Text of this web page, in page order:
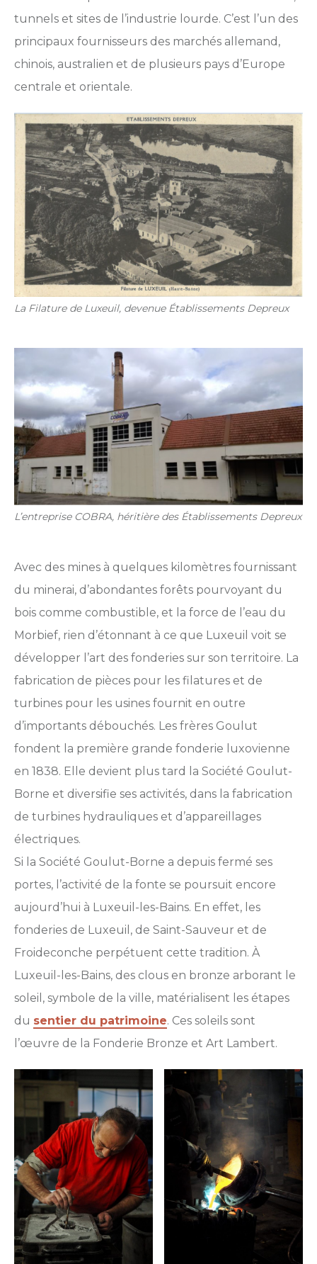
tunnels et sites de l’industrie lourde. C’est l’un des
principaux fournisseurs des marchés allemand,
chinois, australien et de plusieurs pays d’Europe
centrale et orientale.
La Filature de Luxeuil, devenue Établissements Depreux
L’entreprise COBRA, héritière des Établissements Depreux
Avec des mines à quelques kilomètres fournissant
du minerai, d’abondantes forêts pourvoyant du
bois comme combustible, et la force de l’eau du
Morbief, rien d’étonnant à ce que Luxeuil voit se
développer l’art des fonderies sur son territoire. La
fabrication de pièces pour les filatures et de
turbines pour les usines fournit en outre
d’importants débouchés. Les frères Goulut
fondent la première grande fonderie luxovienne
en 1838. Elle devient plus tard la Société Goulut-
Borne et diversifie ses activités, dans la fabrication
de turbines hydrauliques et d’appareillages
électriques.
Si la Société Goulut-Borne a depuis fermé ses
portes, l’activité de la fonte se poursuit encore
aujourd’hui à Luxeuil-les-Bains. En effet, les
fonderies de Luxeuil, de Saint-Sauveur et de
Froideconche perpétuent cette tradition. À
Luxeuil-les-Bains, des clous en bronze arborant le
soleil, symbole de la ville, matérialisent les étapes
du sentier du patrimoine. Ces soleils sont
l’œuvre de la Fonderie Bronze et Art Lambert.